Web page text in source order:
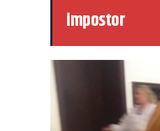
impostor